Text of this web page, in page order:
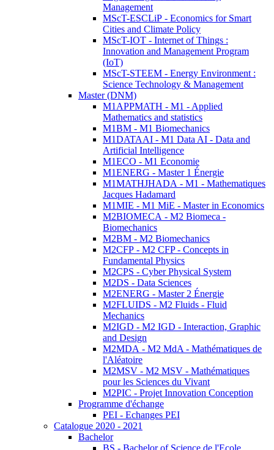
Management
MScT-ESCLiP - Economics for Smart
Cities and Climate Policy
MScT-IOT - Internet of Things :
Innovation and Management Program
(IoT)
MScT-STEEM - Energy Environment :
Science Technology & Management
Master (DNM)
M1APPMATH - M1 - Applied
Mathematics and statistics
M1BM - M1 Biomechanics
M1DATAAI - M1 Data AI - Data and
Artificial Intelligence
M1ECO - M1 Economie
M1ENERG - Master 1 Énergie
M1MATHJHADA - M1 - Mathematiques
Jacques Hadamard
M1MIE - M1 MiE - Master in Economics
M2BIOMECA - M2 Biomeca -
Biomechanics
M2BM - M2 Biomechanics
M2CFP - M2 CFP - Concepts in
Fundamental Physics
M2CPS - Cyber Physical System
M2DS - Data Sciences
M2ENERG - Master 2 Énergie
M2FLUIDS - M2 Fluids - Fluid
Mechanics
M2IGD - M2 IGD - Interaction, Graphic
and Design
M2MDA - M2 MdA - Mathématiques de
l'Aléatoire
M2MSV - M2 MSV - Mathématiques
pour les Sciences du Vivant
M2PIC - Projet Innovation Conception
Programme d'échange
PEI - Echanges PEI
Catalogue 2020 - 2021
Bachelor
BS - Bachelor of Science de l'Ecole